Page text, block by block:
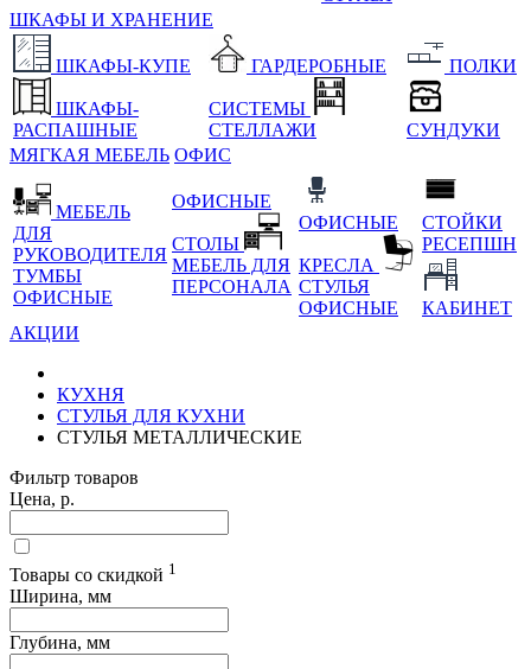
ШКАФЫ И ХРАНЕНИЕ
ШКАФЫ-КУПЕ
ШКАФЫ-
РАСПАШНЫЕ
ГАРДЕРОБНЫЕ
СИСТЕМЫ
СТЕЛЛАЖИ
ПОЛКИ
СУНДУКИ
МЯГКАЯ МЕБЕЛЬ ОФИС
МЕБЕЛЬ
ДЛЯ
РУКОВОДИТЕЛЯ
ТУМБЫ
ОФИСНЫЕ
ОФИСНЫЕ
СТОЛЫ
МЕБЕЛЬ ДЛЯ
ПЕРСОНАЛА
ОФИСНЫЕ
КРЕСЛА
СТУЛЬЯ
ОФИСНЫЕ
СТОЙКИ
РЕСЕПШН
КАБИНЕТ
АКЦИИ
КУХНЯ
СТУЛЬЯ ДЛЯ КУХНИ
СТУЛЬЯ МЕТАЛЛИЧЕСКИЕ
Фильтр товаров
Цена, р.
Товары со скидкой 1
Ширина, мм
Глубина, мм